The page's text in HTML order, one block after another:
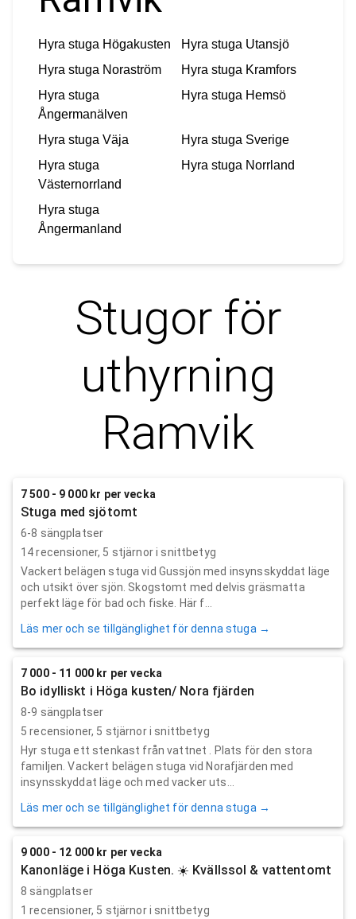
Hyra stuga Högakusten Hyra stuga Utansjö
Hyra stuga Noraström Hyra stuga Kramfors
Hyra stuga
Ångermanälven
Hyra stuga Hemsö
Hyra stuga Väja Hyra stuga Sverige
Hyra stuga
Västernorrland
Hyra stuga Norrland
Hyra stuga
Ångermanland
Stugor för
uthyrning
Ramvik
7 500 - 9 000 kr per vecka
Stuga med sjötomt
6-8 sängplatser
14recensioner, 5 stjärnor i snittbetyg
Vackert belägen stuga vid Gussjön med insynsskyddat läge
och utsikt över sjön. Skogstomt med delvis gräsmatta
perfekt läge för bad och fiske. Här f...
Läs mer och se tillgänglighet för denna stuga →
7 000 - 11 000 kr per vecka
Bo idylliskt i Höga kusten/ Nora fjärden
8-9 sängplatser
5 recensioner, 5 stjärnor i snittbetyg
Hyr stuga ett stenkast från vattnet . Plats för den stora
familjen. Vackert belägen stuga vid Norafjärden med
insynsskyddat läge och med vacker uts...
Läs mer och se tillgänglighet för denna stuga →
9 000 - 12 000 kr per vecka
Kanonläge i Höga Kusten. ☀️ Kvällssol & vattentomt
8 sängplatser
1 recensioner, 5 stjärnor i snittbetyg